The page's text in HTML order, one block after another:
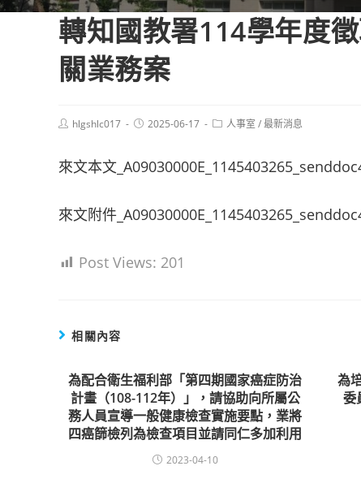
轉知國教署114學年度
關業務案
Posthlgshlc017
Post2025-06-17
Post人事室 /最新消息
來文本文
來文附件
Post Views: 201
相關內容
為配合衛生福利部「第四期國家癌症防治
計畫（108-112年）」，請協助向所屬公
務人員宣導一般健康檢查實施要點，業將
四癌篩檢列為檢查項目並請同仁多加利用
2023-04-10
為
委